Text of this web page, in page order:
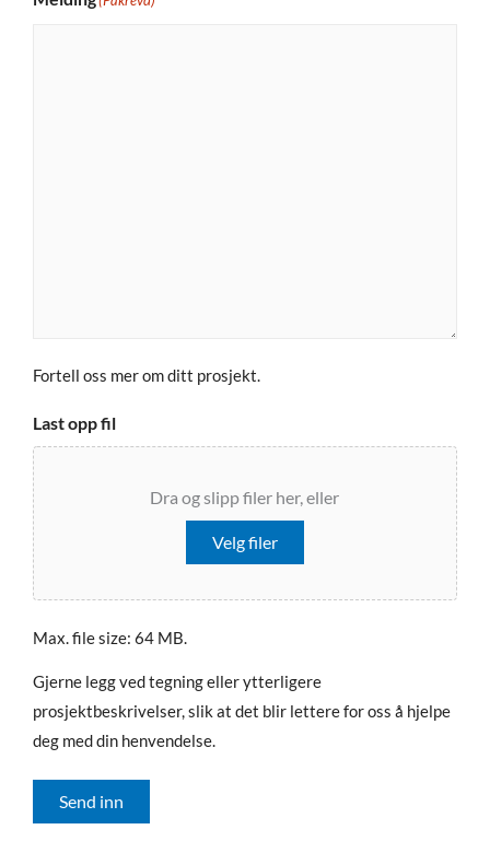
Fortell oss mer om ditt prosjekt.
Last opp fil
Dra og slipp filer her, eller
Velg filer
Max. file size: 64 MB.
Gjerne legg ved tegning eller ytterligere
prosjektbeskrivelser, slik at det blir lettere for oss å hjelpe
deg med din henvendelse.
Send inn